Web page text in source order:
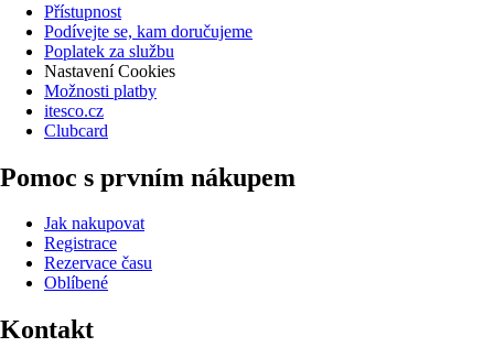
Přístupnost
Podívejte se, kam doručujeme
Poplatek za službu
Nastavení Cookies
Možnosti platby
itesco.cz
Clubcard
Pomoc s prvním nákupem
Jak nakupovat
Registrace
Rezervace času
Oblíbené
Kontakt